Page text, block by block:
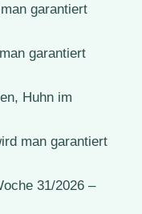
garantiert
garantiert
Huhn im
man garantiert
31/2026 –